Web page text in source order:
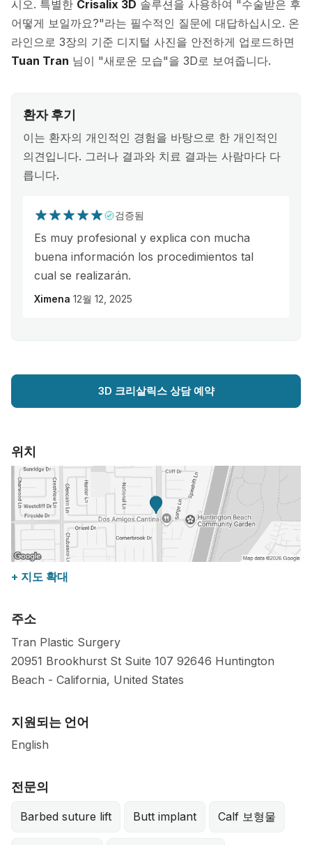
시오. 특별한 Crisalix 3D 솔루션을 사용하여 "수술받은 후
어떻게 보일까요?"라는 필수적인 질문에 대답하십시오. 온
라인으로 3장의 기준 디지털 사진을 안전하게 업로드하면
Tuan Tran 님이 "새로운 모습"을 3D로 보여줍니다.
환자 후기
이는 환자의 개인적인 경험을 바탕으로 한 개인적인
의견입니다. 그러나 결과와 치료 결과는 사람마다 다
릅니다.
검증됨
Es muy profesional y explica con mucha
buena información los procedimientos tal
cual se realizarán.
Ximena 12월 12, 2025
3D 크리살릭스 상담 예약
위치
+ 지도 확대
주소
Tran Plastic Surgery
20951 Brookhurst St Suite 107 92646 Huntington
Beach - California, United States
지원되는 언어
English
전문의
Barbed suture lift Butt implant Calf 보형물